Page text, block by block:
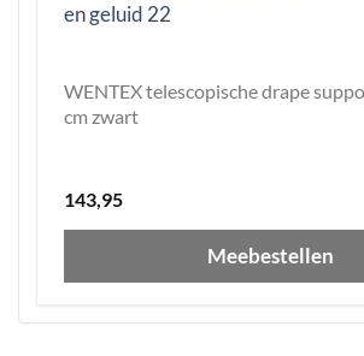
WENTEX telescopische drape
cm zwart
143,95
Meebestellen